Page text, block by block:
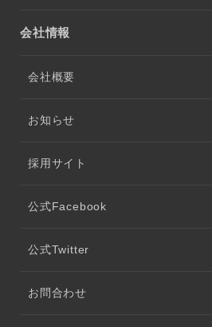
会社情報
会社概要
お知らせ
採用サイト
公式Facebook
公式Twitter
お問合わせ